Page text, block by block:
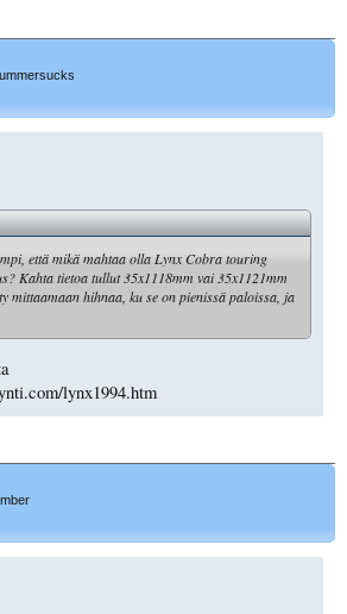
että mikä mahtaa olla Lynx Cobra touring
Kahta tietoa tullut 35x1118mm vai 35x1121mm
mittaamaan hihnaa, ku se on pienissä paloissa, ja
lynx1994.htm